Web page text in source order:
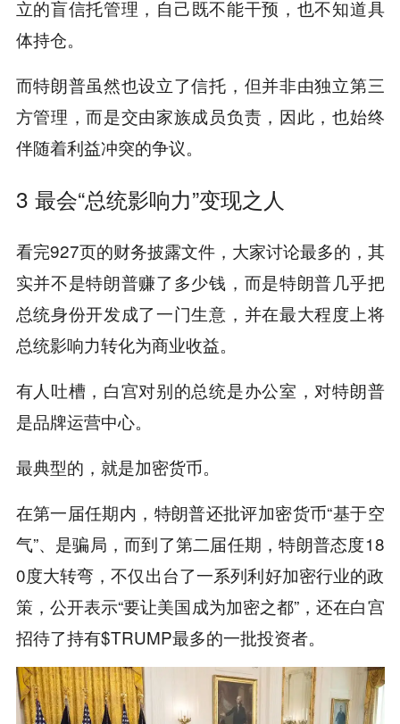
立的盲信托管理，自己既不能干预，也不知道具
体持仓。
而特朗普虽然也设立了信托，但并非由独立第三
方管理，而是交由家族成员负责，因此，也始终
伴随着利益冲突的争议。
3 最会“总统影响力”变现之人
看完927页的财务披露文件，大家讨论最多的，其
实并不是特朗普赚了多少钱， 而是特朗普几乎把
总统身份开发成了一门生意，并在最大程度上将
总统影响力转化为商业收益。
有人吐槽，白宫对别的总统是办公室，对特朗普
是品牌运营中心。
最典型的，就是加密货币。
在第一届任期内，特朗普还批评加密货币“基于空
气”、是骗局，而到了第二届任期，特朗普态度18
0度大转弯，不仅出台了一系列利好加密行业的政
策，公开表示“要让美国成为加密之都”，还在白宫
招待了持有$TRUMP最多的一批投资者。